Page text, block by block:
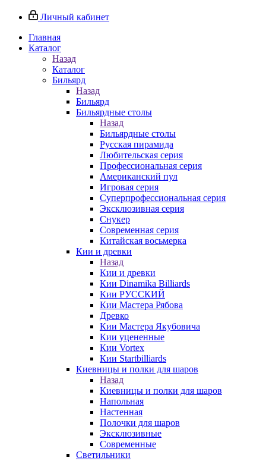
Личный кабинет
Главная
Каталог
Назад
Каталог
Бильярд
Назад
Бильярд
Бильярдные столы
Назад
Бильярдные столы
Русская пирамида
Любительская серия
Профессиональная серия
Американский пул
Игровая серия
Суперпрофессиональная серия
Эксклюзивная серия
Снукер
Современная серия
Китайская восьмерка
Кии и древки
Назад
Кии и древки
Кии Dinamika Billiards
Кии РУССКИЙ
Кии Мастера Рябова
Древко
Кии Мастера Якубовича
Кии уцененные
Кии Vortex
Кии Startbilliards
Киевницы и полки для шаров
Назад
Киевницы и полки для шаров
Напольная
Настенная
Полочки для шаров
Эксклюзивные
Современные
Светильники